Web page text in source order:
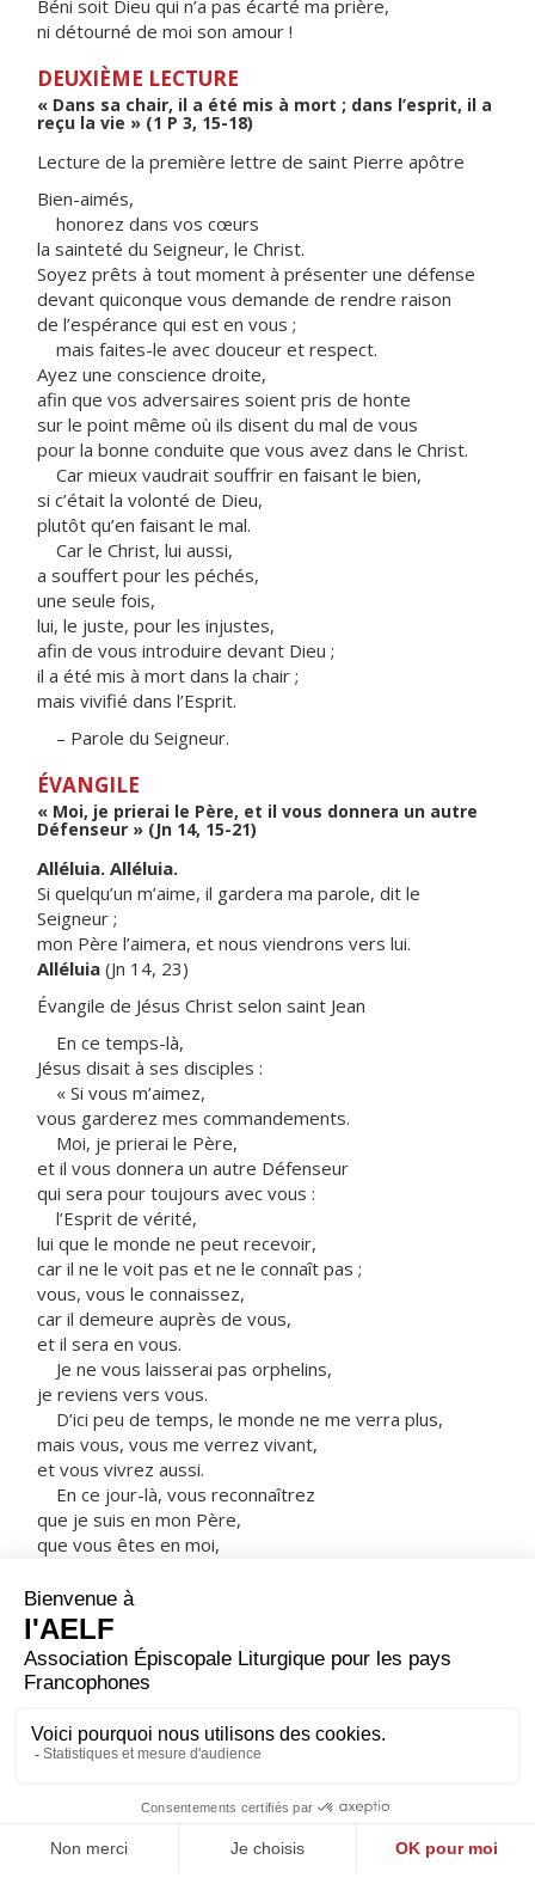
Béni soit Dieu qui n’a pas écarté ma prière,
ni détourné de moi son amour !
DEUXIÈME LECTURE
« Dans sa chair, il a été mis à mort ; dans l’esprit, il a
reçu la vie » (1 P 3, 15-18)
Lecture de la première lettre de saint Pierre apôtre
Bien-aimés,
honorez dans vos cœurs
la sainteté du Seigneur, le Christ.
Soyez prêts à tout moment à présenter une défense
devant quiconque vous demande de rendre raison
de l’espérance qui est en vous ;
mais faites-le avec douceur et respect.
Ayez une conscience droite,
afin que vos adversaires soient pris de honte
sur le point même où ils disent du mal de vous
pour la bonne conduite que vous avez dans le Christ.
Car mieux vaudrait souffrir en faisant le bien,
si c’était la volonté de Dieu,
plutôt qu’en faisant le mal.
Car le Christ, lui aussi,
a souffert pour les péchés,
une seule fois,
lui, le juste, pour les injustes,
afin de vous introduire devant Dieu ;
il a été mis à mort dans la chair ;
mais vivifié dans l’Esprit.
– Parole du Seigneur.
ÉVANGILE
« Moi, je prierai le Père, et il vous donnera un autre
Défenseur » (Jn 14, 15-21)
Alléluia. Alléluia.
Si quelqu’un m’aime, il gardera ma parole, dit le
Seigneur ;
mon Père l’aimera, et nous viendrons vers lui.
Alléluia (Jn 14, 23)
Évangile de Jésus Christ selon saint Jean
En ce temps-là,
Jésus disait à ses disciples :
« Si vous m’aimez,
vous garderez mes commandements.
Moi, je prierai le Père,
et il vous donnera un autre Défenseur
qui sera pour toujours avec vous :
l’Esprit de vérité,
lui que le monde ne peut recevoir,
car il ne le voit pas et ne le connaît pas ;
vous, vous le connaissez,
car il demeure auprès de vous,
et il sera en vous.
Je ne vous laisserai pas orphelins,
je reviens vers vous.
D’ici peu de temps, le monde ne me verra plus,
mais vous, vous me verrez vivant,
et vous vivrez aussi.
En ce jour-là, vous reconnaîtrez
que je suis en mon Père,
que vous êtes en moi,
Celui qui reçoit mes commandements et les garde,
c’est celui-là qui m’aime ;
et celui qui m’aime
sera aimé de mon Père ;
moi aussi, je l’aimerai,
et je me manifesterai à lui. »
– Acclamons la Parole de Dieu.